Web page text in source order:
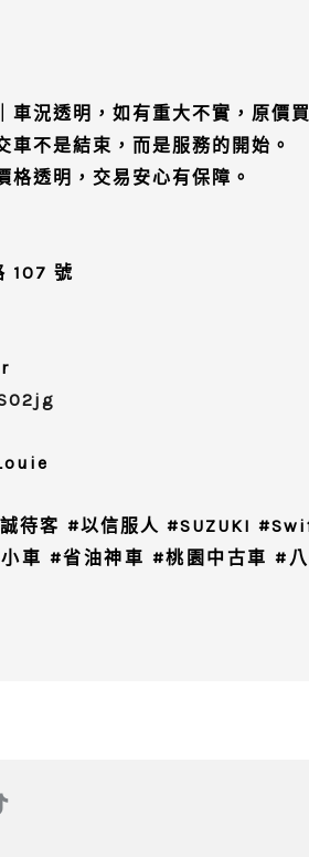
車況透明，如有重大不實，原價買
車不是結束，而是服務的開始。
格透明，交易安心有保障。
107 號
待客 #以信服人 #SUZUKI
車 #省油神車 #桃園中古車 #
T